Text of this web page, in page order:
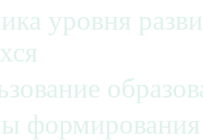
уровня
формирования